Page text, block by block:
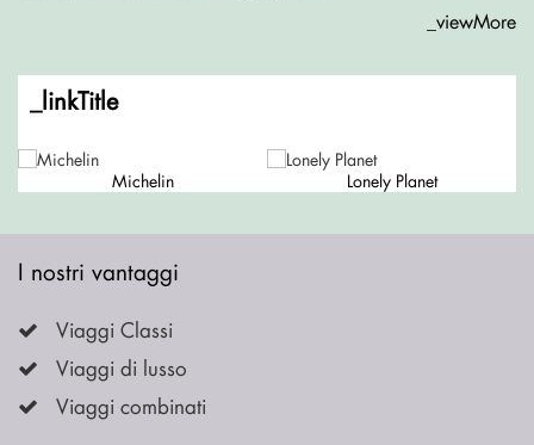
_viewMore
_linkTitle
Michelin Lonely Planet
I nostri vantaggi
Viaggi Classi
Viaggi di lusso
Viaggi combinati